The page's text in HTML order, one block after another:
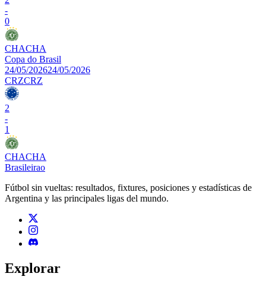
-
0
CHACHA
Copa do Brasil
24/05/202624/05/2026
CRZCRZ
2
-
1
CHACHA
Brasileirao
Fútbol sin vueltas: resultados, fixtures, posiciones y estadísticas de
Argentina y las principales ligas del mundo.
Explorar